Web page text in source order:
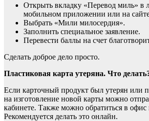
Открыть вкладку «Перевод миль» в
мобильном приложении или на
Выбрать «Мили милосердия».
Заполнить специальное заявление.
Перевести баллы на счет
Сделать доброе дело просто.
Пластиковая карта утеряна. Что
Если карточный продукт был утерян или
на изготовление новой карты можно
кабинете. Также можно обратиться в
Рекомендуется делать это онлайн.